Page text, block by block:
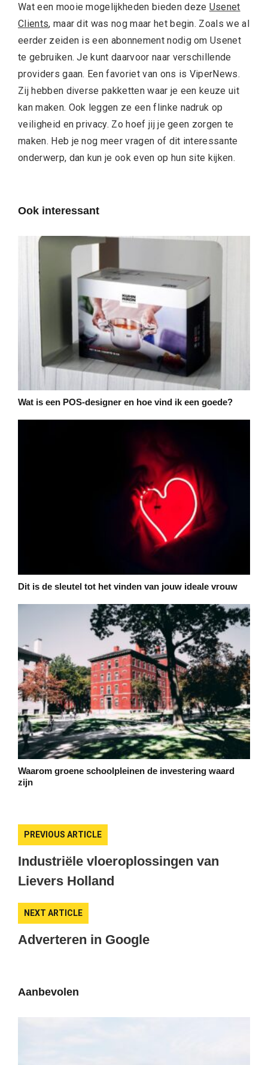
Wat een mooie mogelijkheden bieden deze Usenet
Clients, maar dit was nog maar het begin. Zoals we al
eerder zeiden is een abonnement nodig om Usenet
te gebruiken. Je kunt daarvoor naar verschillende
providers gaan. Een favoriet van ons is ViperNews.
Zij hebben diverse pakketten waar je een keuze uit
kan maken. Ook leggen ze een flinke nadruk op
veiligheid en privacy. Zo hoef jij je geen zorgen te
maken. Heb je nog meer vragen of dit interessante
onderwerp, dan kun je ook even op hun site kijken.
Ook interessant
Wat is een POS-designer en hoe vind ik een goede?
Dit is de sleutel tot het vinden van jouw ideale vrouw
Waarom groene schoolpleinen de investering waard
zijn
PREVIOUS ARTICLE
Industriële vloeroplossingen van
Lievers Holland
NEXT ARTICLE
Adverteren in Google
Aanbevolen